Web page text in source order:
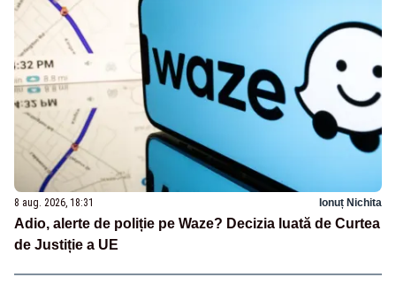
8 aug. 2026, 18:31 Ionuț Nichita
Adio, alerte de poliție pe Waze? Decizia luată de Curtea
de Justiție a UE